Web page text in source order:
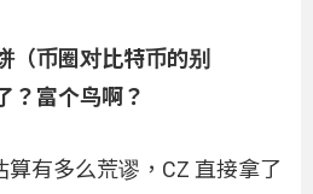
（币圈对比特币的别
？富个鸟啊？
有多么荒谬，CZ 直接拿了